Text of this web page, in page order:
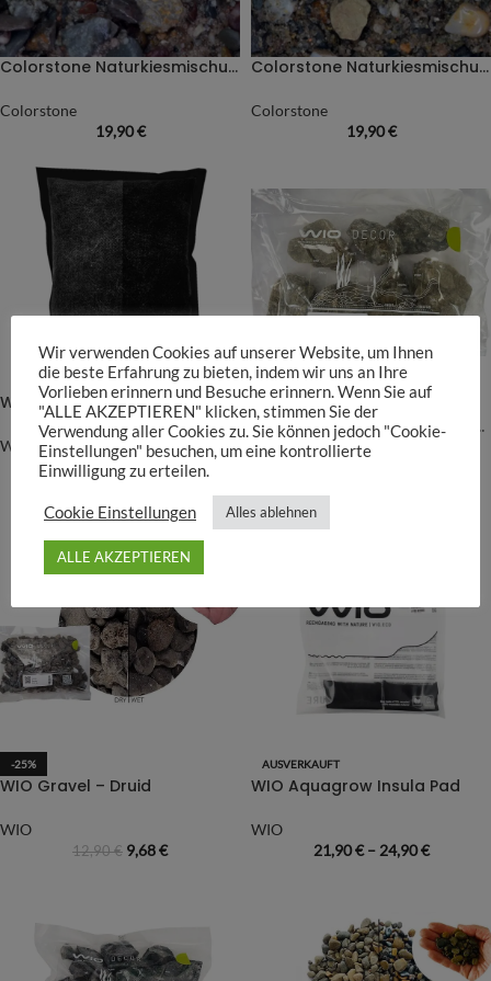
Colorstone Naturkiesmischung Amazonas
Colorstone
19,90€
Colorstone Naturkiesmischung Malawi
Colorstone
19,90€
WIO Landform Insula Pad
WIO
22,90€–24,90€
-25%
Wio Nano Rock Elderly / Alpin Stone
-25%
WIO Gravel – Druid
WIO
12,90€ 9,68€
AUSVERKAUFT
WIO Aquagrow Insula Pad
WIO
21,90€– 24,90€
Wir verwenden Cookies auf unserer Website, um Ihnen
die beste Erfahrung zu bieten, indem wir uns an Ihre
Vorlieben erinnern und Besuche erinnern. Wenn Sie auf
"ALLE AKZEPTIEREN" klicken, stimmen Sie der
Verwendung aller Cookies zu. Sie können jedoch "Cookie-
Einstellungen" besuchen, um eine kontrollierte
Einwilligung zu erteilen.
Cookie Einstellungen Alles ablehnen
ALLE AKZEPTIEREN